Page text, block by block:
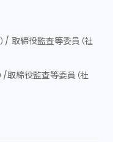
/ 取締役監査等委員（社
/取締役監査等委員（社